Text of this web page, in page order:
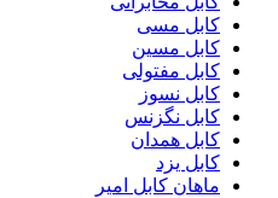
کابل مسی
کابل مسین
کابل مفتولی
کابل نسوز
کابل نگزنس
کابل همدان
کابل یزد
ماهان کابل امیر